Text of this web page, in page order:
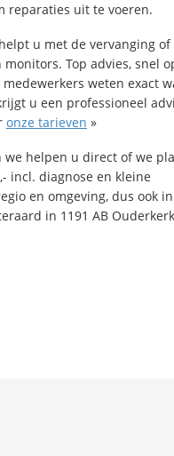
reparaties uit te voeren.
u met de vervanging of
Top advies, snel
weten exact
u een professioneel
onze tarieven »
we helpen u direct of we
incl. diagnose en kleine
en omgeving, dus ook
in 1191 AB